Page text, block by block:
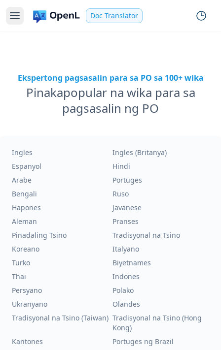
Doc Translator
Ekspertong pagsasalin para sa PO sa 100+ wika
Pinakapopular na wika para sa
pagsasalin ng PO
Ingles
Ingles (Britanya)
Espanyol
Hindi
Arabe
Portuges
Bengali
Ruso
Hapones
Javanese
Aleman
Pranses
Pinadaling Tsino
Tradisyonal na Tsino
Koreano
Italyano
Turko
Biyetnames
Thai
Indones
Persyano
Polako
Ukranyano
Olandes
Tradisyonal na Tsino (Taiwan) Tradisyonal na Tsino (Hong
Kong)
Kantones
Portuges ng Brazil